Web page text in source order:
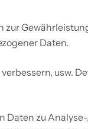
Daten.
usw.
Daten zu